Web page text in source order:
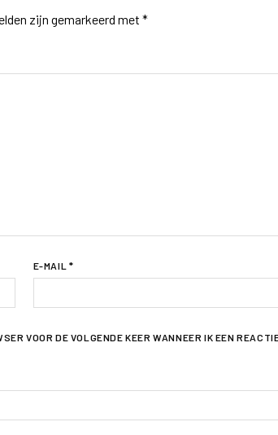
zijn gemarkeerd met *
E-MAIL *
VOOR DE VOLGENDE KEER WANNEER IK EEN